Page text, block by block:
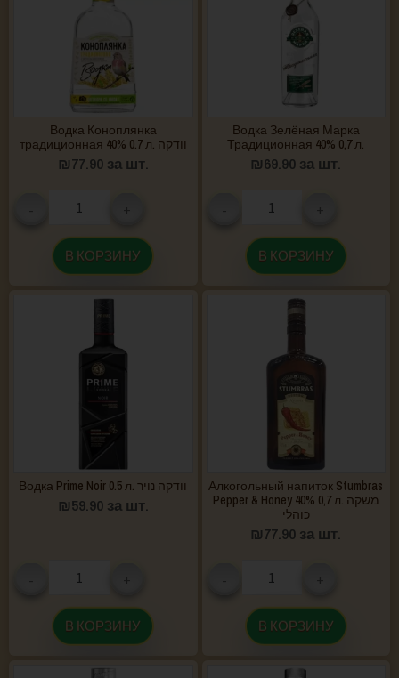
Водка Коноплянка
традиционная 40% 0.7 л. וודקה
₪77.90 за шт.
В КОРЗИНУ
Водка Зелёная Марка
Традиционная 40% 0,7 л.
₪69.90 за шт.
В КОРЗИНУ
Водка Prime Noir 0.5 л. וודקה נויר
₪59.90 за шт.
В КОРЗИНУ
Алкогольный напиток Stumbras
Pepper & Honey 40% 0,7 л. משקה
כוהלי
₪77.90 за шт.
В КОРЗИНУ